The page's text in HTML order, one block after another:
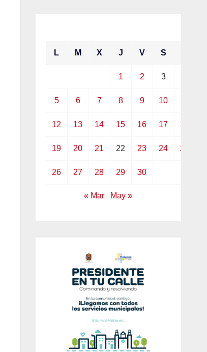
L M X J V S
1 2 3
5 6 7 8 9 10
12 13 14 15 16 17 18
19 20 21 22 23 24 25
26 27 28 29 30
« Mar May »